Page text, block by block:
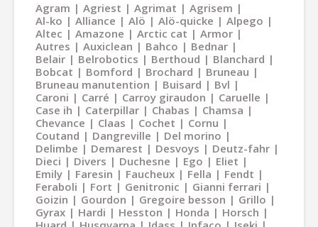
Agram Agriest Agrimat
Agrisem
Al-ko
Alliance Alö Alö-quicke
Alpego
Altec
Amazone Arctic cat
Armor
Autres
Auxiclean Bahco
Bednar
Belair
Belrobotics Berthoud
Blanchard
Bobcat
Bomford Brochard
Bruneau
Bruneau manutention
Buisard
Bvl
Caroni
Carré Carroy giraudon
Caruelle
Case ih
Caterpillar Chabas
Chamsa
Chevance
Claas Cochet
Cornu
Coutand
Dangreville
Del morino
Delimbe
Demarest Desvoys
Deutz-fahr
Dieci
Divers Duchesne Ego
Eliet
Emily
Faresin Faucheux Fella
Fendt
Feraboli
Fort Genitronic
Gianni ferrari
Goizin
Gourdon Gregoire besson
Grillo
Gyrax
Hardi Hesston Honda
Horsch